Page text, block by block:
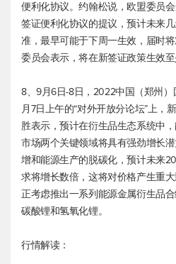
便利化协议。约翰松说，欧盟委员
签证便利化协议的提议，预计未来
准，最早可能于下周一生效，届时
委员会表示，将在新签证政策生效至
8、9月6日-8日，2022中国（郑州
月7日上午的“对外开放分论坛”上，
胜表示，预计在衍生品生态系统中
市场两个关键领域将具有强劲增长
增和能源生产的脱碳化，预计未来
求将增长数倍，这将对价格产生重
正考虑推出一系列能源金属衍生品
碳酸锂和氢氧化锂。
行情解读：